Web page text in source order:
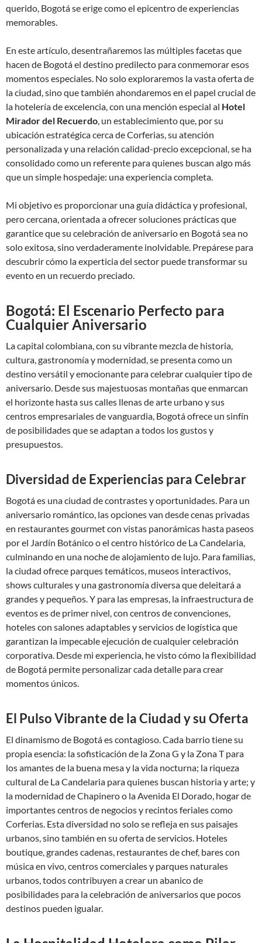
querido, Bogotá se erige como el epicentro de experiencias
memorables.
En este artículo, desentrañaremos las múltiples facetas que
hacen de Bogotá el destino predilecto para conmemorar esos
momentos especiales. No solo exploraremos la vasta oferta de
la ciudad, sino que también ahondaremos en el papel crucial de
la hotelería de excelencia, con una mención especial al Hotel
Mirador del Recuerdo, un establecimiento que, por su
ubicación estratégica cerca de Corferias, su atención
personalizada y una relación calidad-precio excepcional, se ha
consolidado como un referente para quienes buscan algo más
que un simple hospedaje: una experiencia completa.
Mi objetivo es proporcionar una guía didáctica y profesional,
pero cercana, orientada a ofrecer soluciones prácticas que
garantice que su celebración de aniversario en Bogotá sea no
solo exitosa, sino verdaderamente inolvidable. Prepárese para
descubrir cómo la experticia del sector puede transformar su
evento en un recuerdo preciado.
Bogotá: El Escenario Perfecto para
Cualquier Aniversario
La capital colombiana, con su vibrante mezcla de historia,
cultura, gastronomía y modernidad, se presenta como un
destino versátil y emocionante para celebrar cualquier tipo de
aniversario. Desde sus majestuosas montañas que enmarcan
el horizonte hasta sus calles llenas de arte urbano y sus
centros empresariales de vanguardia, Bogotá ofrece un sinfín
de posibilidades que se adaptan a todos los gustos y
presupuestos.
Diversidad de Experiencias para Celebrar
Bogotá es una ciudad de contrastes y oportunidades. Para un
aniversario romántico, las opciones van desde cenas privadas
en restaurantes gourmet con vistas panorámicas hasta paseos
por el Jardín Botánico o el centro histórico de La Candelaria,
culminando en una noche de alojamiento de lujo. Para familias,
la ciudad ofrece parques temáticos, museos interactivos,
shows culturales y una gastronomía diversa que deleitará a
grandes y pequeños. Y para las empresas, la infraestructura de
eventos es de primer nivel, con centros de convenciones,
hoteles con salones adaptables y servicios de logística que
garantizan la impecable ejecución de cualquier celebración
corporativa. Desde mi experiencia, he visto cómo la flexibilidad
de Bogotá permite personalizar cada detalle para crear
momentos únicos.
El Pulso Vibrante de la Ciudad y su Oferta
El dinamismo de Bogotá es contagioso. Cada barrio tiene su
propia esencia: la sofisticación de la Zona G y la Zona T para
los amantes de la buena mesa y la vida nocturna; la riqueza
cultural de La Candelaria para quienes buscan historia y arte; y
la modernidad de Chapinero o la Avenida El Dorado, hogar de
importantes centros de negocios y recintos feriales como
Corferias. Esta diversidad no solo se refleja en sus paisajes
urbanos, sino también en su oferta de servicios. Hoteles
boutique, grandes cadenas, restaurantes de chef, bares con
música en vivo, centros comerciales y parques naturales
urbanos, todos contribuyen a crear un abanico de
posibilidades para la celebración de aniversarios que pocos
destinos pueden igualar.